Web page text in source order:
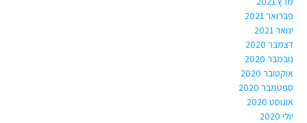
פברואר 2021
ינואר 2021
דצמבר 2020
נובמבר 2020
אוקטובר 2020
ספטמבר 2020
אוגוסט 2020
יולי 2020